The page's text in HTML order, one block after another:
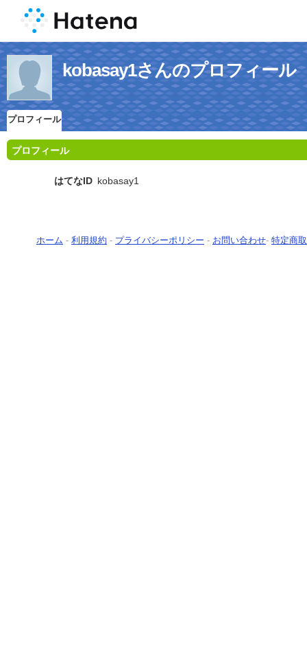
kobasay1さんのプロフィール
プロフィール
プロフィール
はてなID kobasay1
ホーム - 利用規約 - プライバシーポリシー - お問い合わせ- 特定商